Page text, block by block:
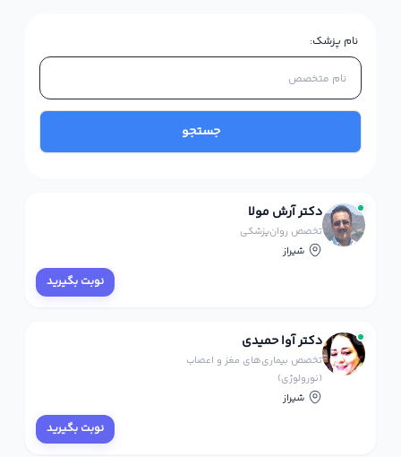
نام پزشک:
جستجو
دکتر آرش مولا
تخصص روان‌پزشکی
شیراز
نوبت بگیرید
دکتر آوا حمیدی
تخصص بیماری‌های مغز و اعصاب
(نورولوژی)
شیراز
نوبت بگیرید